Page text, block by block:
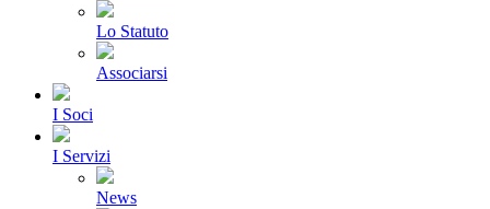
Lo Statuto
Associarsi
I Soci
I Servizi
News